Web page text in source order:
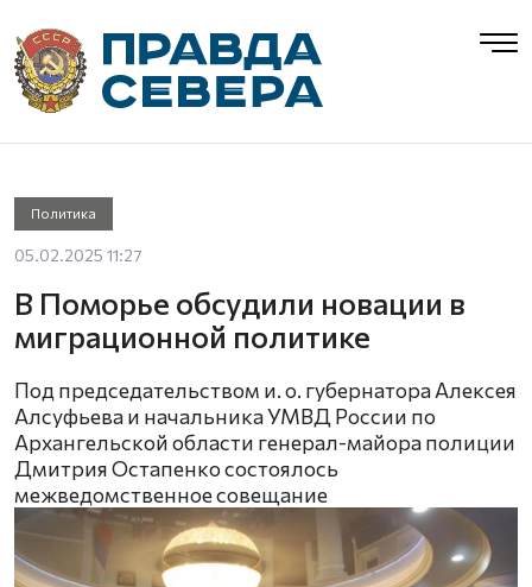
Политика
05.02.2025 11:27
В Поморье обсудили новации в
миграционной политике
Под председательством и. о. губернатора Алексея
Алсуфьева и начальника УМВД России по
Архангельской области генерал-майора полиции
Дмитрия Остапенко состоялось
межведомственное совещание